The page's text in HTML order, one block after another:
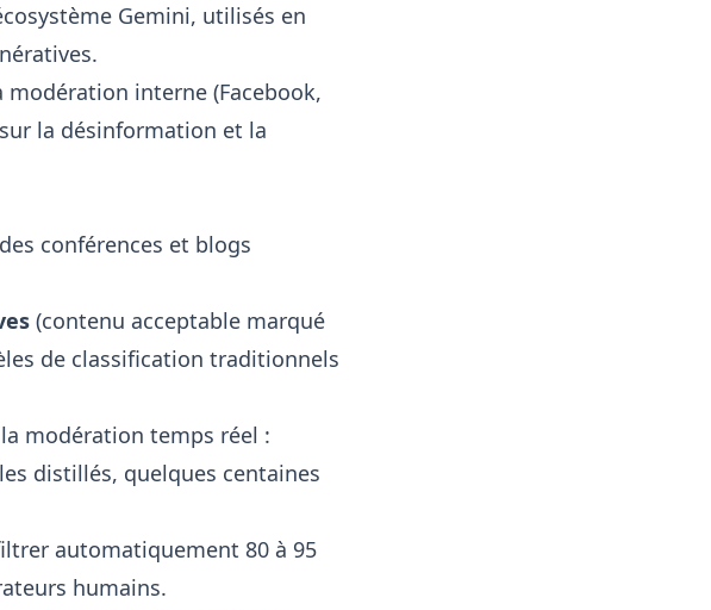
Gemini, utilisés en
interne (Facebook,
la désinformation et la
conférences et blogs
(contenu acceptable marqué
de classification traditionnels
modération temps réel :
distillés, quelques centaines
automatiquement 80 à 95
humains.